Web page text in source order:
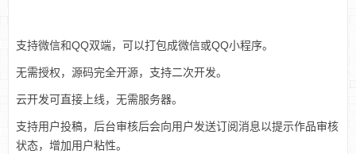
支持微信和QQ双端，可以打包成微信或QQ小程序。
无需授权，源码完全开源，支持二次开发。
云开发可直接上线，无需服务器。
支持用户投稿，后台审核后会向用户发送订阅消息以提示作品审核
状态，增加用户粘性。